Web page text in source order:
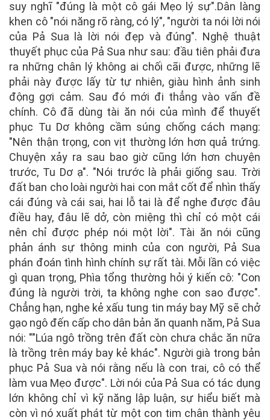
suy nghĩ "đúng là một cô gái Mẹo lý sự".Dân làng
khen cô "nói năng rõ ràng, có lý", "người ta nói lời nói
của Pả Sua là lời nói đẹp và đúng". Nghệ thuật
thuyết phục của Pả Sua như sau: đầu tiên phải đưa
ra những chân lý không ai chối cãi được, những lẽ
phải này được lấy từ tự nhiên, giàu hình ảnh sinh
động gợi cảm. Sau đó mới đi thẳng vào vấn đề
chính. Cô đã dùng tài ăn nói của mình để thuyết
phục Tu Dơ không cầm súng chống cách mạng:
"Nên thận trọng, con vịt thường lớn hơn quả trứng.
Chuyện xảy ra sau bao giờ cũng lớn hơn chuyện
trước, Tu Dơ ạ". "Nói trước là phải giống sau. Trời
đất ban cho loài người hai con mắt cốt để nhìn thấy
cái đúng và cái sai, hai lỗ tai là để nghe được đâu
điều hay, đâu lẽ dở, còn miệng thì chỉ có một cái
nên chỉ được phép nói một lời". Tài ăn nói cũng
phản ánh sự thông minh của con người, Pả Sua
phán đoán tình hình chính sự rất tài. Mỗi lần có việc
gì quan trọng, Phìa tổng thường hỏi ý kiến cô: "Con
đúng là người trời, ta không nghe con sao được".
Chẳng hạn, nghe kẻ xấu tung tin máy bay Mỹ sẽ chở
gạo ngô đến cấp cho dân bản ăn quanh năm, Pả Sua
nói: ""Lúa ngô trồng trên đất còn chưa chắc ăn nữa
là trồng trên máy bay kẻ khác". Người già trong bản
phục Pả Sua và nói rằng nếu là con trai, cô có thể
làm vua Mẹo được". Lời nói của Pả Sua có tác dụng
lớn không chỉ vì kỹ năng lập luận, sự hiểu biết mà
còn vì nó xuất phát từ một con tim chân thành yêu